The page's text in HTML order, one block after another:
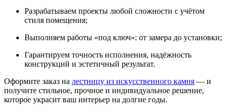
Разрабатываем проекты любой сложности с учётом
стиля помещения;
Выполняем работы «под ключ»: от замера до установки;
Гарантируем точность исполнения, надёжность
конструкций и эстетичный результат.
Оформите заказ на лестницу из искусственного камня — и
получите стильное, прочное и индивидуальное решение,
которое украсит ваш интерьер на долгие годы.